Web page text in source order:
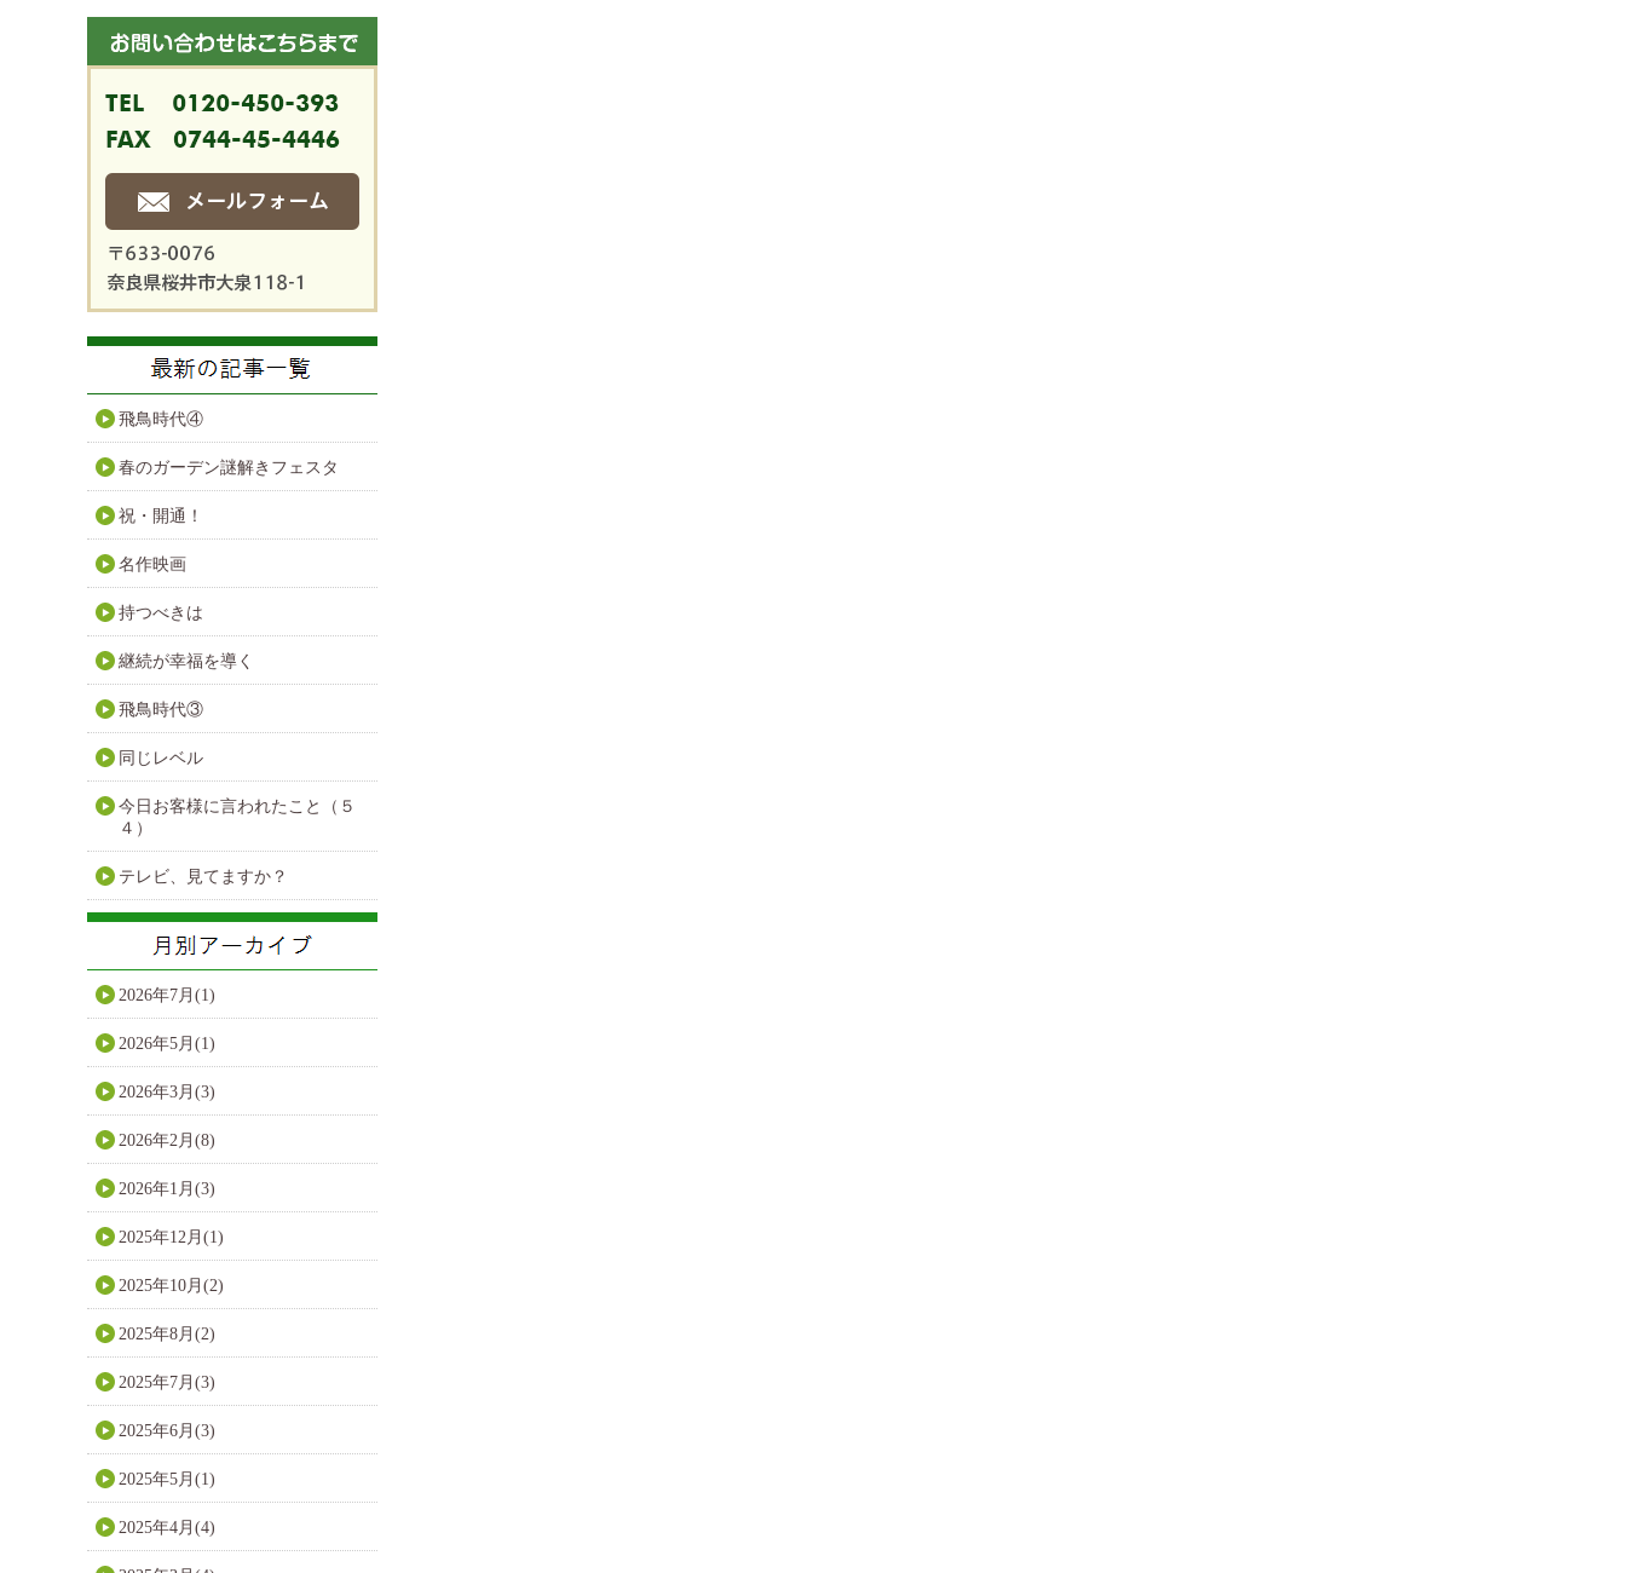
飛鳥時代④
春のガーデン謎解きフェスタ
祝・開通！
名作映画
持つべきは
継続が幸福を導く
飛鳥時代③
同じレベル
今日お客様に言われたこと（５
４）
テレビ、見てますか？
2026年7月(1)
2026年5月(1)
2026年3月(3)
2026年2月(8)
2026年1月(3)
2025年12月(1)
2025年10月(2)
2025年8月(2)
2025年7月(3)
2025年6月(3)
2025年5月(1)
2025年4月(4)